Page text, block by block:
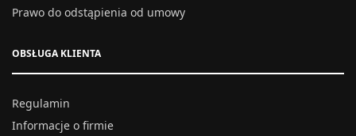
Prawo do odstąpienia od umowy
OBSŁUGA KLIENTA
Regulamin
Informacje o firmie